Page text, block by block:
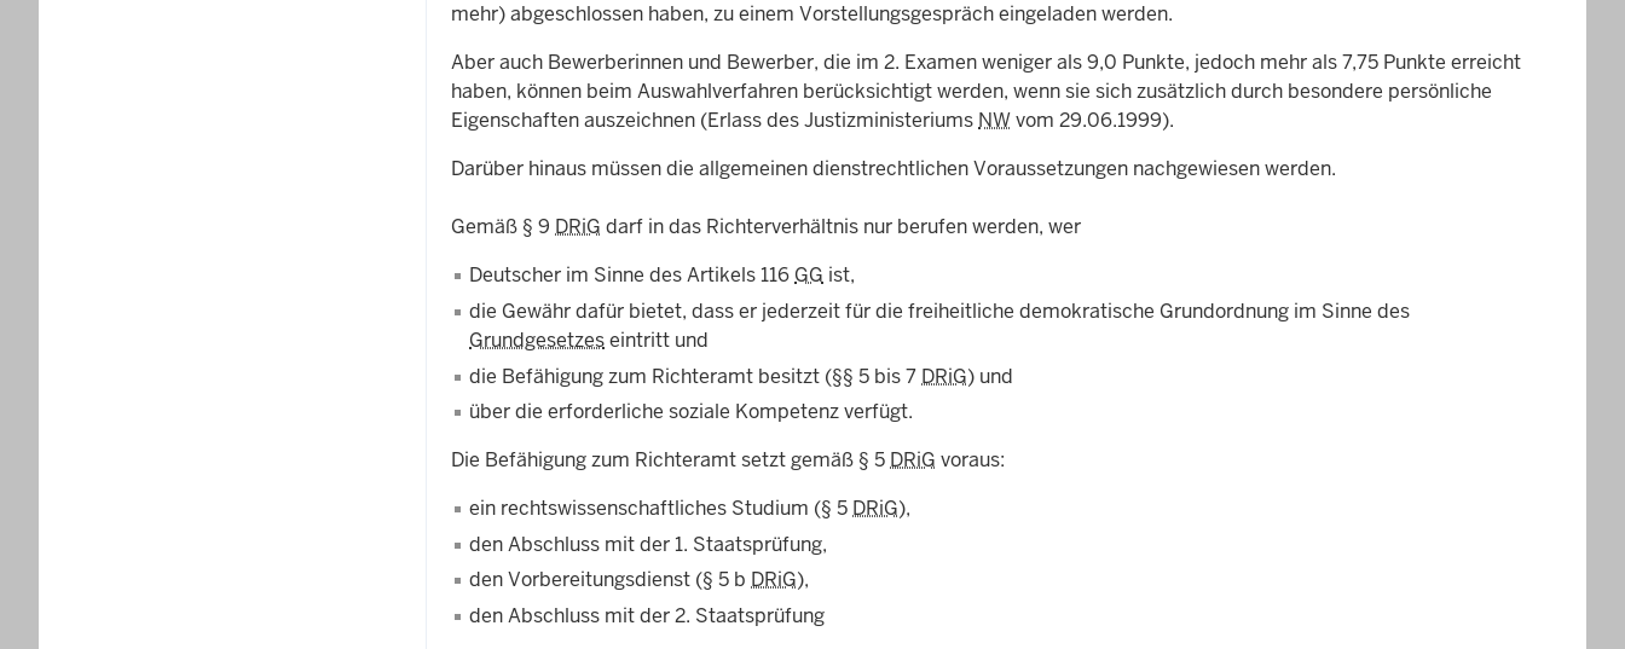
mehr) abgeschlossen haben, zu einem Vorstellungsgespräch eingeladen werden.
Aber auch Bewerberinnen und Bewerber, die im 2. Examen weniger als 9,0 Punkte, jedoch mehr als 7,75 Punkte erreicht
haben, können beim Auswahlverfahren berücksichtigt werden, wenn sie sich zusätzlich durch besondere persönliche
Eigenschaften auszeichnen (Erlass des JustizministeriumsNWvom 29.06.1999).
Darüber hinaus müssen die allgemeinen dienstrechtlichen Voraussetzungen nachgewiesen werden.
Gemäß § 9 DRiG darf in das Richterverhältnis nur berufen werden, wer
Deutscher im Sinne des Artikels 116GG ist,
die Gewähr dafür bietet, dass er jederzeit für die freiheitliche demokratische Grundordnung im Sinne des
Grundgesetzeseintritt und
die Befähigung zum Richteramt besitzt (§§ 5 bis 7 DRiG) und
über die erforderliche soziale Kompetenz verfügt.
Die Befähigung zum Richteramt setzt gemäß § 5DRiG voraus:
ein rechtswissenschaftliches Studium (§ 5DRiG),
den Abschluss mit der 1. Staatsprüfung,
den Vorbereitungsdienst (§ 5 b DRiG),
den Abschluss mit der 2. Staatsprüfung